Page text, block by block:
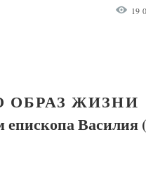
19
ОБРАЗ ЖИЗНИ
Василия